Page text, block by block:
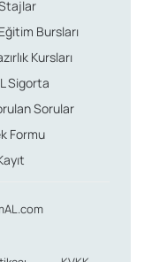
Stajlar
Bursları
Kursları
Sigorta
Sorular
Formu